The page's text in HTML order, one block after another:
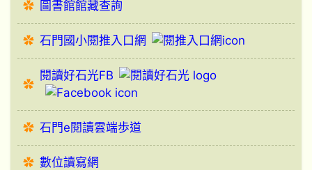
圖書館館藏查詢
石門國小閱推入口網
閱讀好石光FB
石門e閱讀雲端歩道
數位讀寫網